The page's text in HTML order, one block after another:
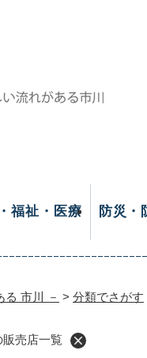
福祉・医療 防災・
市川 － > 分類でさがす
売店一覧